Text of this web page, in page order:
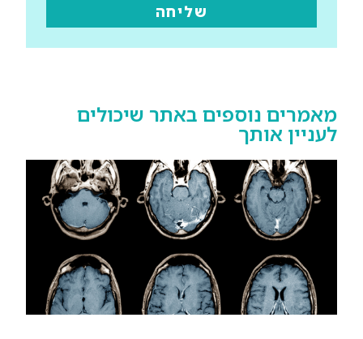
שליחה
מאמרים נוספים באתר שיכולים
לעניין אותך